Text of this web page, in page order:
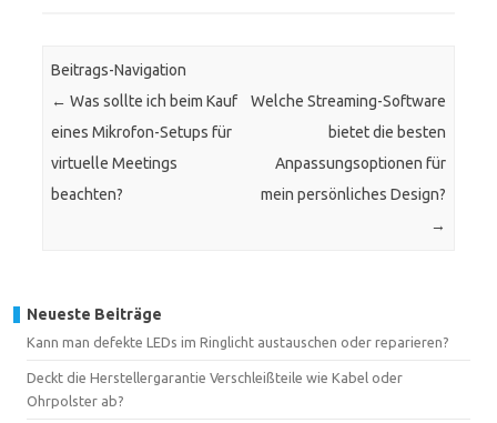
Beitrags-Navigation
← Was sollte ich beim Kauf
eines Mikrofon-Setups für
virtuelle Meetings
beachten?
Welche Streaming-Software
bietet die besten
Anpassungsoptionen für
mein persönliches Design?
→
Neueste Beiträge
Kann man defekte LEDs im Ringlicht austauschen oder reparieren?
Deckt die Herstellergarantie Verschleißteile wie Kabel oder
Ohrpolster ab?